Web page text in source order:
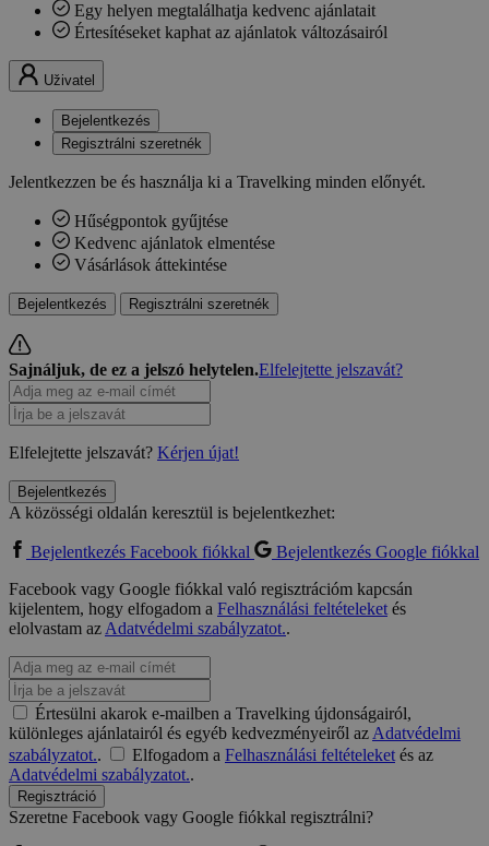
Egy helyen megtalálhatja kedvenc ajánlatait
Értesítéseket kaphat az ajánlatok változásairól
Uživatel
Bejelentkezés
Regisztrálni szeretnék
Jelentkezzen be és használja ki a Travelking minden előnyét.
Hűségpontok gyűjtése
Kedvenc ajánlatok elmentése
Vásárlások áttekintése
Bejelentkezés Regisztrálni szeretnék
Sajnáljuk, de ez a jelszó helytelen.Elfelejtette jelszavát?
Elfelejtette jelszavát? Kérjen újat!
Bejelentkezés
A közösségi oldalán keresztül is bejelentkezhet:
Bejelentkezés Facebook fiókkal
Bejelentkezés Google fiókkal
Facebook vagy Google fiókkal való regisztrációm kapcsán
kijelentem, hogy elfogadom a Felhasználási feltételeketés
elolvastam azAdatvédelmi szabályzatot..
Értesülni akarok e-mailben a Travelking újdonságairól,
különleges ajánlatairól és egyéb kedvezményeiről azAdatvédelmi
szabályzatot.. Elfogadom a Felhasználási feltételeketés az
Adatvédelmi szabályzatot..
Regisztráció
Szeretne Facebook vagy Google fiókkal regisztrálni?